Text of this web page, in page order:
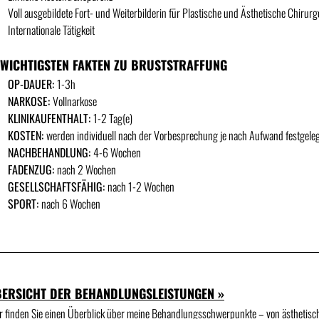
Voll ausgebildete Fort- und Weiterbilderin für Plastische und Ästhetische
Internationale Tätigkeit
FAKTEN ZU BRUSTSTRAFFUNG
OP-DAUER:1-3h
NARKOSE:Vollnarkose
KLINIKAUFENTHALT:1-2 Tag(e)
KOSTEN:werden individuell nach der Vorbesprechung je nach Aufwand
NACHBEHANDLUNG:4-6 Wochen
FADENZUG:nach 2 Wochen
GESELLSCHAFTSFÄHIG:nach 1-2 Wochen
SPORT:nach 6 Wochen
DER BEHANDLUNGSLEISTUNGEN »
finden Sie einen Überblick über meine Behandlungs­schwerpunkte – von